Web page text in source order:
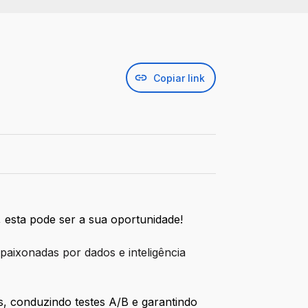
Copiar link
pode ser a sua oportunidade!
por dados e inteligência
conduzindo testes A/B e garantindo